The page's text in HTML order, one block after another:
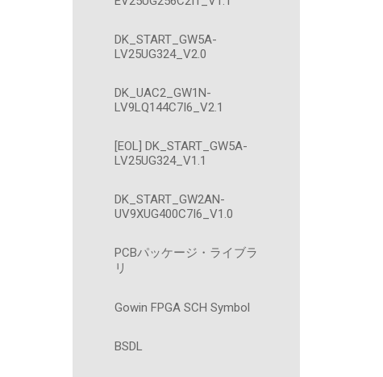
DK_START_GW5A-
LV25UG324_V2.0
DK_UAC2_GW1N-
LV9LQ144C7I6_V2.1
[EOL] DK_START_GW5A-
LV25UG324_V1.1
DK_START_GW2AN-
UV9XUG400C7I6_V1.0
PCBパッケージ・ライブラ
リ
Gowin FPGA SCH Symbol
BSDL